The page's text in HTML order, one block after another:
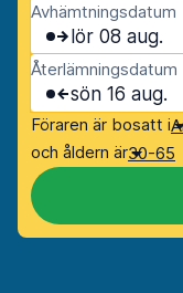
Avhämtningsdatum
lör 08 aug.
Återlämningsdatum
sön 16 aug.
Föraren är bosatt i
och åldern är30-65